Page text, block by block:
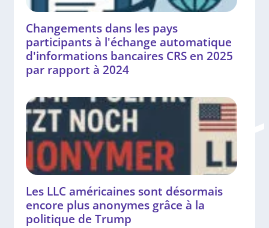
Changements dans les pays
participants à l'échange automatique
d'informations bancaires CRS en 2025
par rapport à 2024
Les LLC américaines sont désormais
encore plus anonymes grâce à la
politique de Trump